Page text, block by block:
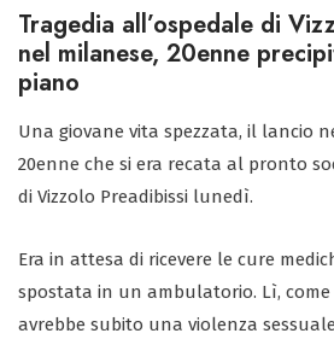
Tragedia all’ospedale di
nel milanese, 20enne
piano
Una giovane vita spezzata, il lancio
20enne che si era recata al pronto
di Vizzolo Preadibissi lunedì.
Era in attesa di ricevere le cure
spostata in un ambulatorio. Lì,
avrebbe subito una violenza